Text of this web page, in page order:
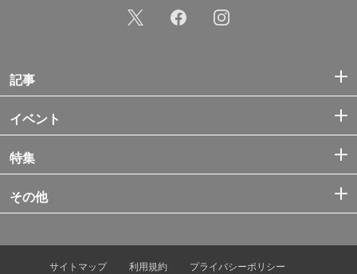
記事
イベント
特集
その他
サイトマップ 利用規約 プライバシーポリシー